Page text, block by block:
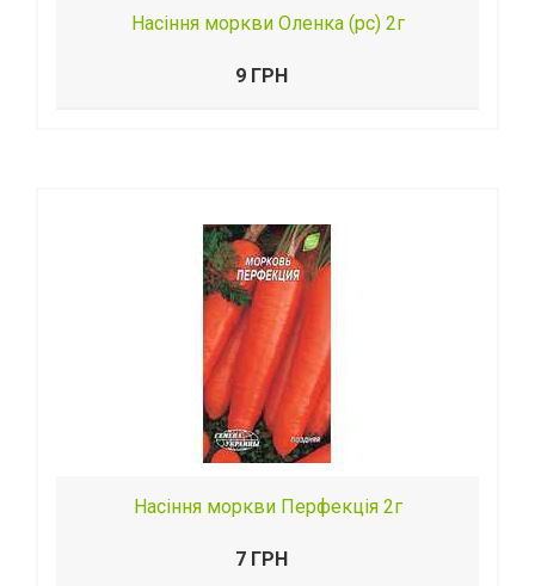
Насіння моркви Оленка (рс) 2г
9 ГРН
Насіння моркви Перфекція 2г
7 ГРН